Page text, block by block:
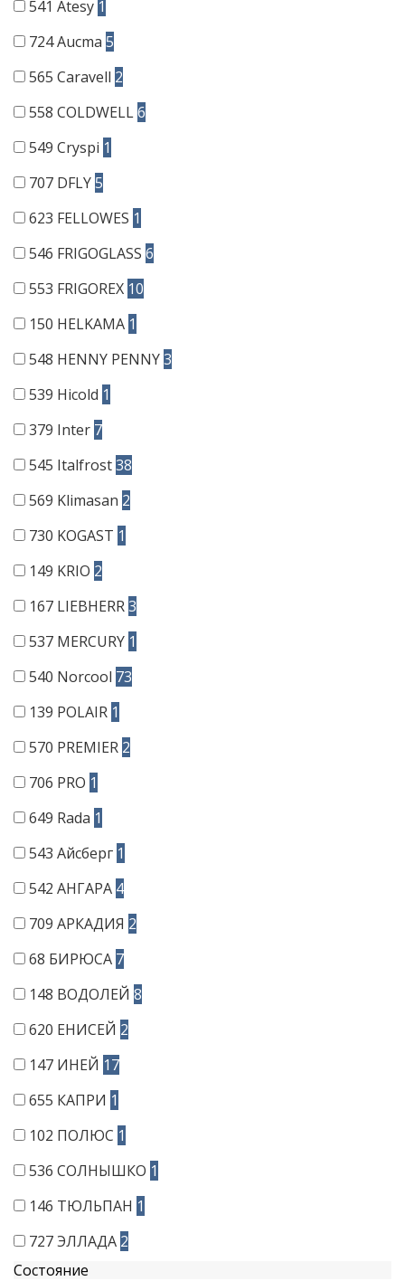
541 Atesy 1
724Aucma 5
565 Caravell 2
558 COLDWELL6
549 Cryspi 1
707 DFLY5
623 FELLOWES 1
546 FRIGOGLASS 6
553 FRIGOREX 10
150 HELKAMA 1
548 HENNY PENNY3
539 Hicold 1
379 Inter 7
545 Italfrost38
569 Klimasan 2
730 KOGAST 1
149 KRIO 2
167 LIEBHERR3
537 MERCURY 1
540 Norcool 73
139 POLAIR 1
570 PREMIER 2
706 PRO 1
649 Rada 1
543 Айсберг 1
542 АНГАРА 4
709 АРКАДИЯ 2
68 БИРЮСА 7
148 ВОДОЛЕЙ 8
620 ЕНИСЕЙ 2
147 ИНЕЙ 17
655 КАПРИ 1
102 ПОЛЮС 1
536 СОЛНЫШКО 1
146 ТЮЛЬПАН 1
727ЭЛЛАДА 2
Состояние